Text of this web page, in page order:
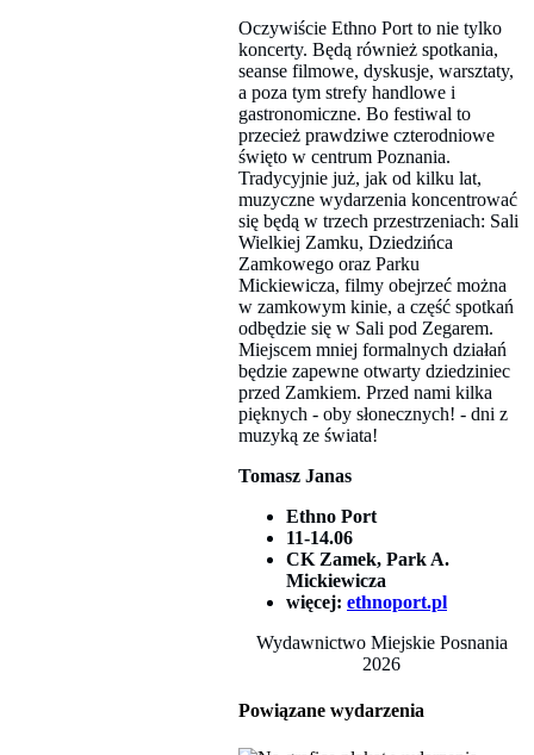
Oczywiście Ethno Port to nie tylko
koncerty. Będą również spotkania,
seanse filmowe, dyskusje, warsztaty,
a poza tym strefy handlowe i
gastronomiczne. Bo festiwal to
przecież prawdziwe czterodniowe
święto w centrum Poznania.
Tradycyjnie już, jak od kilku lat,
muzyczne wydarzenia koncentrować
się będą w trzech przestrzeniach: Sali
Wielkiej Zamku, Dziedzińca
Zamkowego oraz Parku
Mickiewicza, filmy obejrzeć można
w zamkowym kinie, a część spotkań
odbędzie się w Sali pod Zegarem.
Miejscem mniej formalnych działań
będzie zapewne otwarty dziedziniec
przed Zamkiem. Przed nami kilka
pięknych - oby słonecznych! - dni z
muzyką ze świata!
Tomasz Janas
Ethno Port
11-14.06
CK Zamek, Park A.
Mickiewicza
więcej: ethnoport.pl
Wydawnictwo Miejskie Posnania
2026
Powiązane wydarzenia